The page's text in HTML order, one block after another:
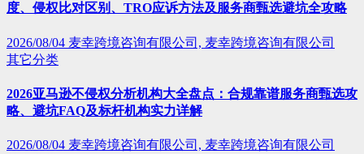
度、侵权比对区别、TRO应诉方法及服务商甄选避坑全攻略
2026/08/04 麦幸跨境咨询有限公司, 麦幸跨境咨询有限公司
其它分类
2026亚马逊不侵权分析机构大全盘点：合规靠谱服务商甄选攻
略、避坑FAQ及标杆机构实力详解
2026/08/04 麦幸跨境咨询有限公司, 麦幸跨境咨询有限公司